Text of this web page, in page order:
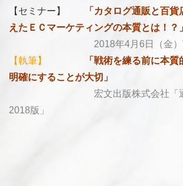
【セミナー】
「 カタログ通販と百貨
えたＥＣマーケティングの本質とは！？ 」
2018年4月6日（金）
【執筆】
「 戦術を練る前に本質
明確にすることが大切」
宏文出版株式会社「通信
2018版」